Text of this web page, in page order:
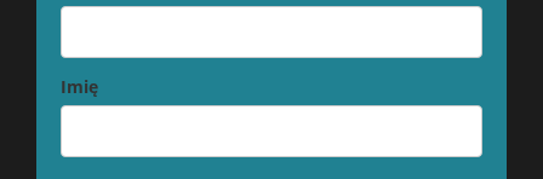
Imię